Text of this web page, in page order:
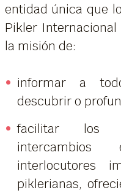
entidad única que
Pikler
la misión de:
informar a
descubrir o
facilitar los
interlocutores
piklerianas,